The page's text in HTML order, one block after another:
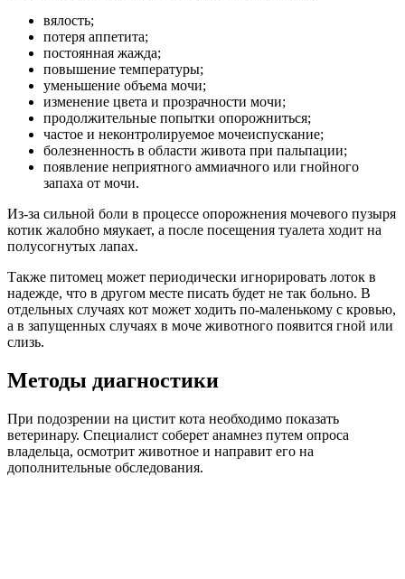
вялость;
потеря аппетита;
постоянная жажда;
повышение температуры;
уменьшение объема мочи;
изменение цвета и прозрачности мочи;
продолжительные попытки опорожниться;
частое и неконтролируемое мочеиспускание;
болезненность в области живота при пальпации;
появление неприятного аммиачного или гнойного
запаха от мочи.
Из-за сильной боли в процессе опорожнения мочевого пузыря
котик жалобно мяукает, а после посещения туалета ходит на
полусогнутых лапах.
Также питомец может периодически игнорировать лоток в
надежде, что в другом месте писать будет не так больно. В
отдельных случаях кот может ходить по-маленькому с кровью,
а в запущенных случаях в моче животного появится гной или
слизь.
Методы диагностики
При подозрении на цистит кота необходимо показать
ветеринару. Специалист соберет анамнез путем опроса
владельца, осмотрит животное и направит его на
дополнительные обследования.